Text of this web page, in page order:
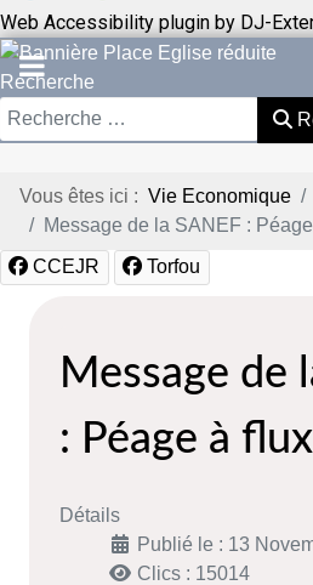
Web Accessibility plugin by DJ-
Recherche
Vous êtes ici : Vie Economique
Message de la SANEF :
CCEJR Torfou
Message de
: Péage à
Détails
Publié le : 13
Clics : 15014